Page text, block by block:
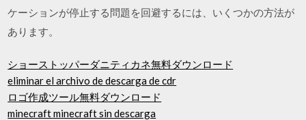
ケーションが停止する問題を回避するには、いくつかの方法が
あります。
ショーストッパーダニティカネ無料ダウンロード
eliminar el archivo de descarga de cdr
ロゴ作成ツール無料ダウンロード
minecraft minecraft sin descarga